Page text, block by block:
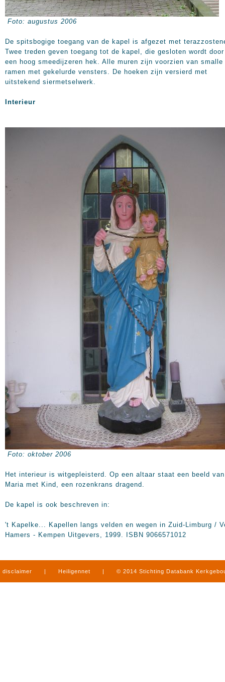
Foto: augustus 2006
De spitsbogige toegang van de kapel is afgezet met
Twee treden geven toegang tot de kapel, die gesloten wordt door
een hoog smeedijzeren hek. Alle muren zijn voorzien van smalle
ramen met gekelurde vensters. De hoeken zijn versierd met
uitstekend siermetselwerk.
Interieur
Foto: oktober 2006
Het interieur is witgepleisterd. Op een altaar staat een beeld van
Maria met Kind, een rozenkrans dragend.
De kapel is ook beschreven in:
't Kapelke... Kapellen langs velden en wegen in Zuid-Limburg /
Hamers - Kempen Uitgevers, 1999. ISBN 9066571012
disclaimer | Heiligennet | © 2014 Stichting Databank